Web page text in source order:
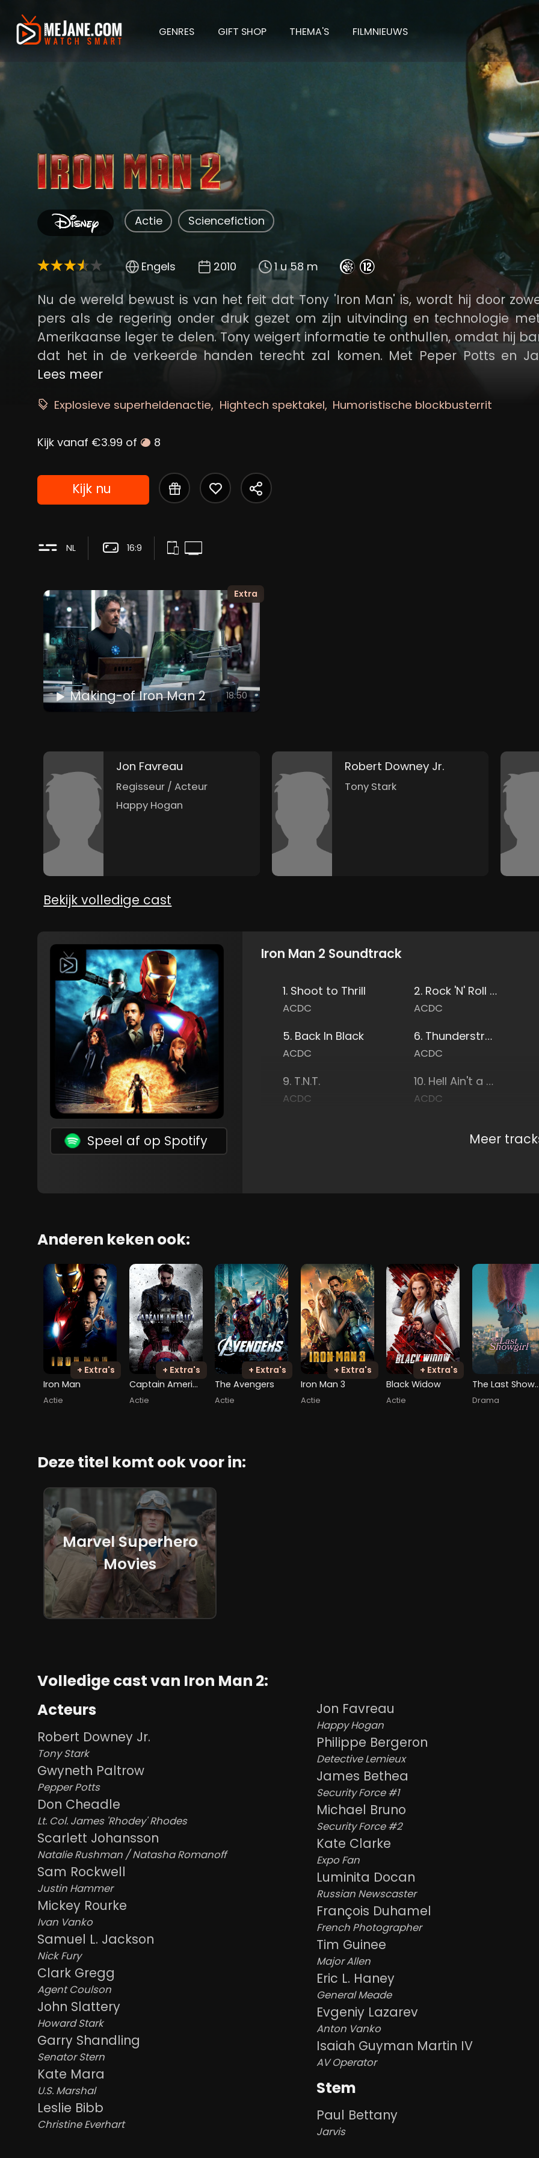
GENRES GIFT SHOP THEMA'S FILMNIEUWS
Iron Man 2
Actie Sciencefiction
Engels 2010 1 u 58 m
Nu de wereld bewust is van het feit dat Tony 'Iron Man' is, wordt hij door
pers als de regering onder druk gezet om zijn uitvinding en technologie
Amerikaanse leger te delen. Tony weigert informatie te onthullen, omdat hij
dat het in de verkeerde handen terecht zal komen. Met Peper Potts en
''Rhodey'' Rhode aan zijn zijde, smeedt Tony nieuwe plannen en moet
lang voordat de uiterst gevaarlijke Rus Ivan Vanko a.k.a. 'Whiplash' van
Lees meer
Explosieve superheldenactie Hightech spektakel Humoristische blockbusterrit
Kijk vanaf €3.99 of 8
Kijk nu
NL 16:9
Extra
Making-of Iron Man 2 18:50
Jon Favreau
Regisseur / Acteur
Happy Hogan
Robert Downey Jr.
Tony Stark
Bekijk volledige cast
Iron Man 2 Soundtrack
Speel af op Spotify
1. Shoot to Thrill
ACDC
2. Rock 'N' Roll Damnation
ACDC
5. Back In Black
ACDC
6. Thunderstruck
ACDC
9. T.N.T.
ACDC
10. Hell Ain't a Bad Place to Be
ACDC
Meer
Anderen keken ook:
+ Extra's
Iron Man
Actie
+ Extra's
Captain America: The First Avenger
Actie
+ Extra's
The Avengers
Actie
+ Extra's
Iron Man 3
Actie
+ Extra's
Black Widow
Actie
The
Drama
Deze titel komt ook voor in:
Marvel Superhero
Movies
Volledige cast van Iron Man 2:
Acteurs
Robert Downey Jr.
Tony Stark
Gwyneth Paltrow
Pepper Potts
Don Cheadle
Lt. Col. James 'Rhodey' Rhodes
Scarlett Johansson
Natalie Rushman / Natasha Romanoff
Sam Rockwell
Justin Hammer
Mickey Rourke
Ivan Vanko
Samuel L. Jackson
Nick Fury
Clark Gregg
Agent Coulson
John Slattery
Howard Stark
Garry Shandling
Senator Stern
Kate Mara
U.S. Marshal
Leslie Bibb
Christine Everhart
Jon Favreau
Happy Hogan
Philippe Bergeron
Detective Lemieux
James Bethea
Security Force #1
Michael Bruno
Security Force #2
Kate Clarke
Expo Fan
Luminita Docan
Russian Newscaster
François Duhamel
French Photographer
Tim Guinee
Major Allen
Eric L. Haney
General Meade
Evgeniy Lazarev
Anton Vanko
Isaiah Guyman Martin IV
AV Operator
Stem
Paul Bettany
Jarvis